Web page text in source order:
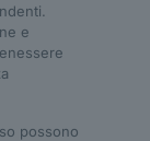
e
possono